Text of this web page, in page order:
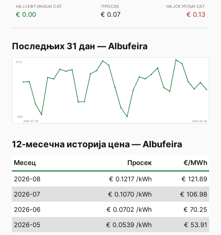
€ 0.00 € 0.07 € 0.13
Последњих 31 дан — Albufeira
€152
€69
2026-07-09
2026-08-08
12-месечна историја цена— Albufeira
Месец Просек €/MWh
2026-08 € 0.1217 /kWh
€ 121.69
2026-07
€ 0.1070 /kWh
€ 106.98
2026-06
€ 0.0702 /kWh
€ 70.25
2026-05
€ 0.0539 /kWh
€ 53.91